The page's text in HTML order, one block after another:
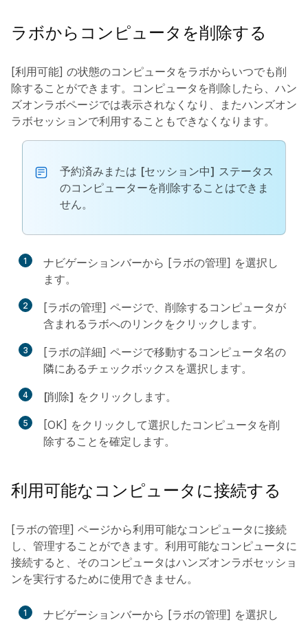
ラボからコンピュータを削除する
[利用可能] の状態のコンピュータをラボからいつでも削
除することができます。 コンピュータを削除したら、ハン
ズオンラボページでは表示されなくなり、またハンズオン
ラボセッションで利用することもできなくなります。
予約済みまたは [セッション中] ステータス
のコンピューターを削除することはできま
せん。
1
ナビゲーションバーから [ラボの管理] を選択し
ます。
2
[ラボの管理] ページで、削除するコンピュータが
含まれるラボへのリンクをクリックします。
3
[ラボの詳細] ページで移動するコンピュータ名の
隣にあるチェックボックスを選択します。
4 [削除] をクリックします。
5
[OK] をクリックして選択したコンピュータを削
除することを確定します。
利用可能なコンピュータに接続する
[ラボの管理] ページから利用可能なコンピュータに接続
し、管理することができます。 利用可能なコンピュータに
接続すると、そのコンピュータはハンズオンラボセッショ
ンを実行するために使用できません。
1
ナビゲーションバーから [ラボの管理] を選択し